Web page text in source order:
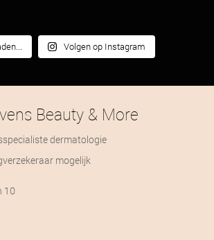
Volgen op Instagram
Beauty & More
dermatologie
mogelijk
10